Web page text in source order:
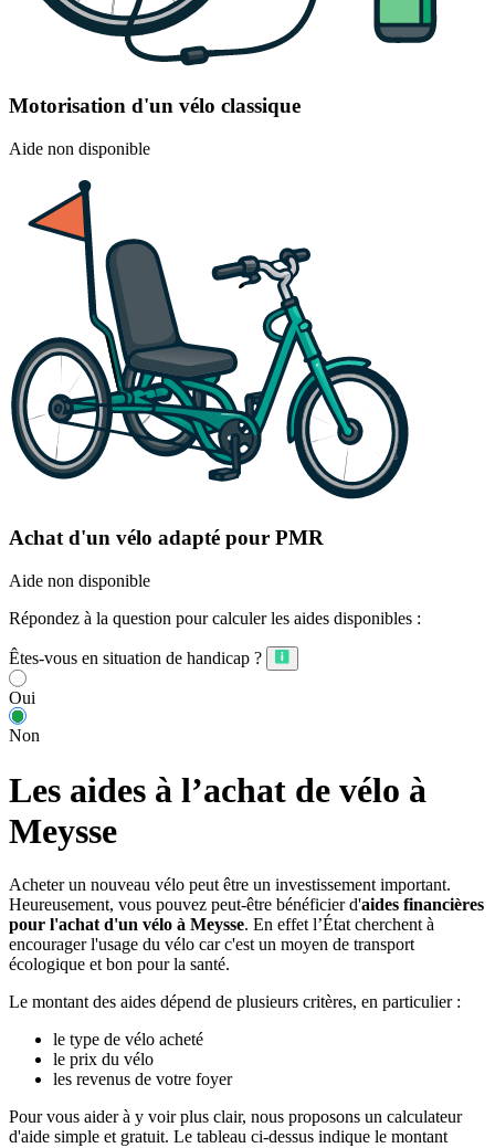
Motorisation d'un vélo classique
Aide non disponible
Achat d'un vélo adapté pour PMR
Aide non disponible
Répondez à la question pour calculer les aides disponibles :
Êtes-vous en situation de handicap ?
Oui
Non
Les aides à l’achat de vélo à
Meysse
Acheter un nouveau vélo peut être un investissement important.
Heureusement, vous pouvez peut-être bénéficier d'aides financières
pour l'achat d'un vélo à Meysse. En effet l’État cherchent à
encourager l'usage du vélo car c'est un moyen de transport
écologique et bon pour la santé.
Le montant des aides dépend de plusieurs critères, en particulier :
le type de vélo acheté
le prix du vélo
les revenus de votre foyer
Pour vous aider à y voir plus clair, nous proposons un calculateur
d'aide simple et gratuit. Le tableau ci-dessus indique le montant